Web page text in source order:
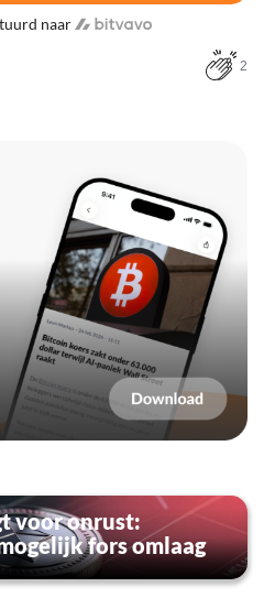
naar
2
voor onrust:
fors omlaag